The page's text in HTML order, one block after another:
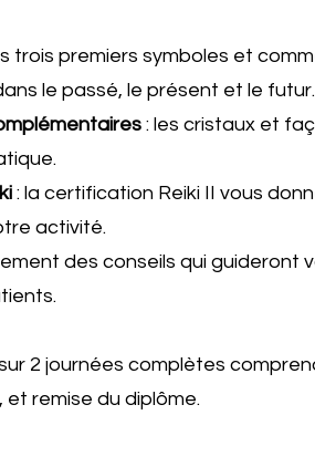
trois premiers symboles et
le passé, le présent et le futur.
: les cristaux et
: la certification Reiki II vous
activité.
des conseils qui guideront
2 journées complètes
et remise du diplôme.